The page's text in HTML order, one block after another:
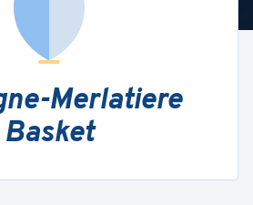
Merlatiere
Basket